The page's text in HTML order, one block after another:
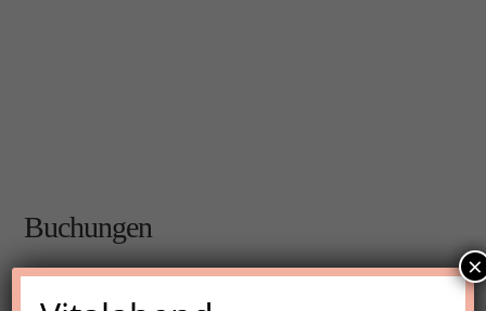
Buchungen
Buchungen sind für diese Veranstaltung nicht mehr
×